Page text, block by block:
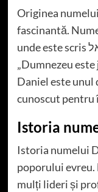
Originea
fascinantă.
unde este scris דניאל (Daniel), și înseamnă
„Dumnezeu
Daniel este
cunoscut pentru
Istoria
Istoria numelui
poporului
mulți lideri și